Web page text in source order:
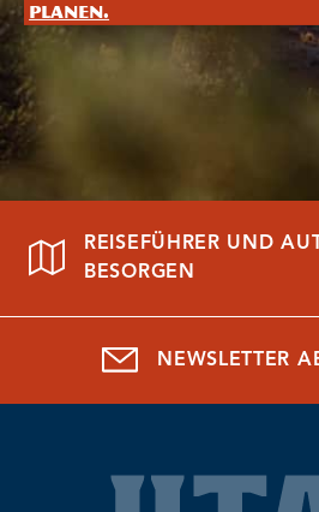
planen.
REISEFÜHRER UND
BESORGEN
NEWSLETTER